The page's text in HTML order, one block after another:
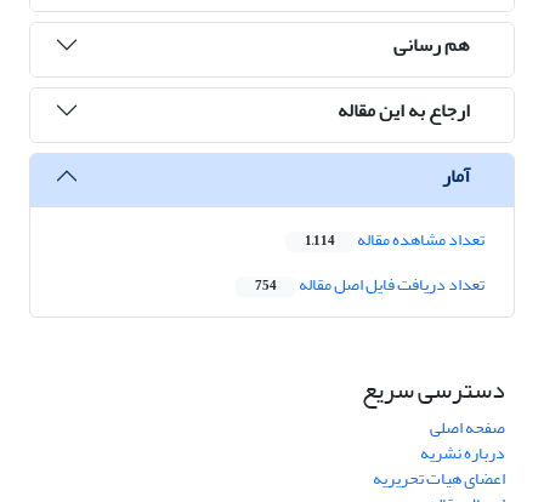
هم رسانی
ارجاع به این مقاله
آمار
تعداد مشاهده مقاله 1,114
تعداد دریافت فایل اصل مقاله 754
دسترسی سریع
صفحه اصلی
درباره نشریه
اعضای هیات تحریریه